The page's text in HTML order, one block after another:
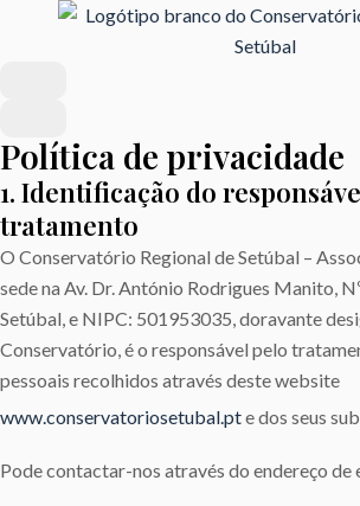
Política de privacidade
1. Identificação do
tratamento
O Conservatório Regional de Setúbal –
sede na Av. Dr. António Rodrigues Manito,
Setúbal, e NIPC: 501953035, doravante
Conservatório, é o responsável pelo
pessoais recolhidos através deste website
www.conservatoriosetubal.pte dos seus
Pode contactar-nos através do endereço de